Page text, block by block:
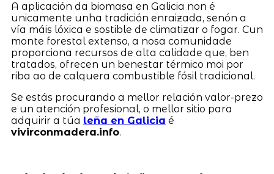
A aplicación da biomasa en Galicia non é
unicamente unha tradición enraizada, senón a
vía máis lóxica e sostible de climatizar o fogar. Cun
monte forestal extenso, a nosa comunidade
proporciona recursos de alta calidade que, ben
tratados, ofrecen un benestar térmico moi por
riba ao de calquera combustible fósil tradicional.
Se estás procurando a mellor relación valor-prezo
e un atención profesional, o mellor sitio para
adquirir a túa leña en Galicia é
vivirconmadera.info.